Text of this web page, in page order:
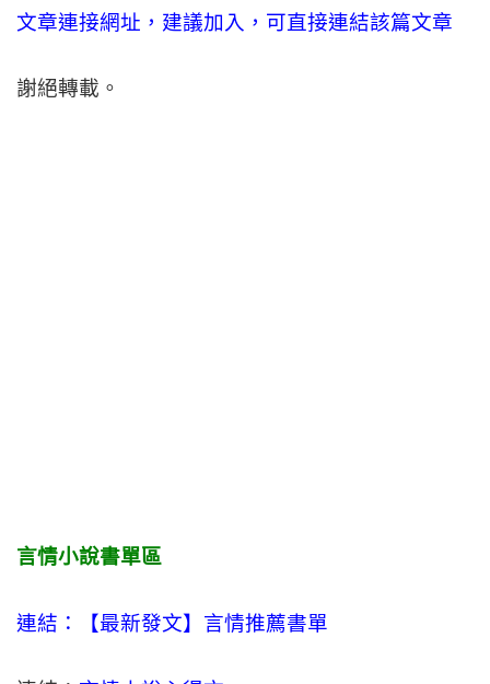
文章連接網址，建議加入，可直接連結該篇文章
謝絕轉載。
言情小說書單區
連結：【最新發文】 言情推薦書單